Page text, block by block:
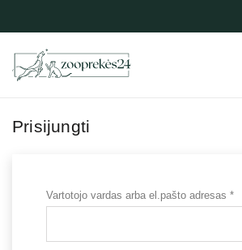
Prisijungti
Vartotojo vardas arba el.pašto adresas *